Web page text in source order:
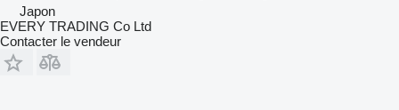
Japon
EVERY TRADING Co Ltd
Contacter le vendeur